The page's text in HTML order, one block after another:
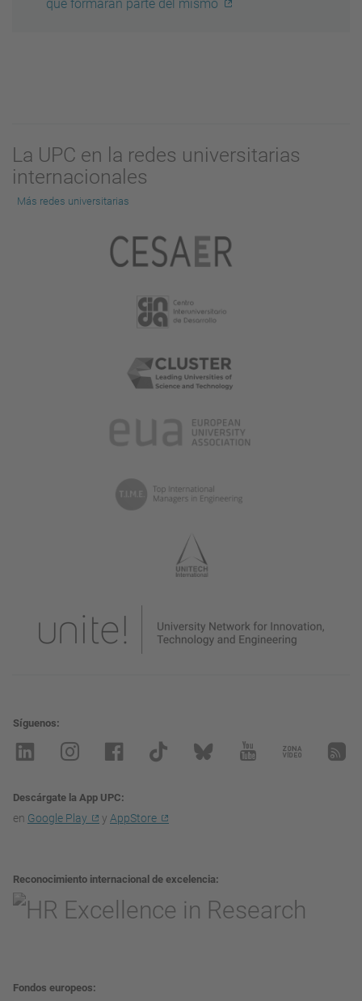
que formarán parte del mismo
La UPC en la redes universitarias
internacionales
Más redes universitarias
Síguenos
Descárgate la App UPC
en Google Play y AppStore
Reconocimiento internacional de excelencia
Fondos europeos